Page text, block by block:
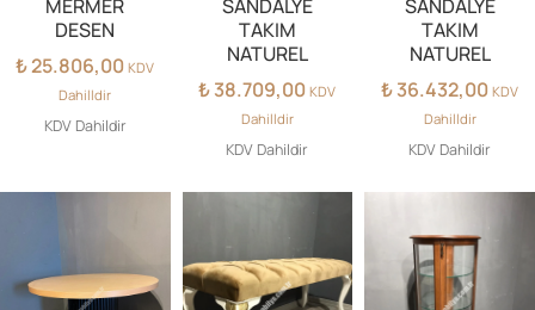
MERMER
DESEN
₺25.806,00 KDV
Dahilldir
KDV Dahildir
SANDALYE
TAKIM
NATUREL
₺38.709,00 KDV
Dahilldir
KDV Dahildir
SANDALYE
TAKIM
NATUREL
₺36.432,00 KDV
Dahilldir
KDV Dahildir